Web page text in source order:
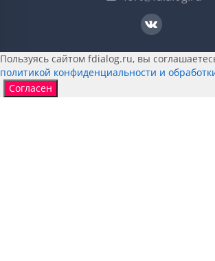
Пользуясь сайтом fdialog.ru, вы
политикой конфиденциальности и
Согласен